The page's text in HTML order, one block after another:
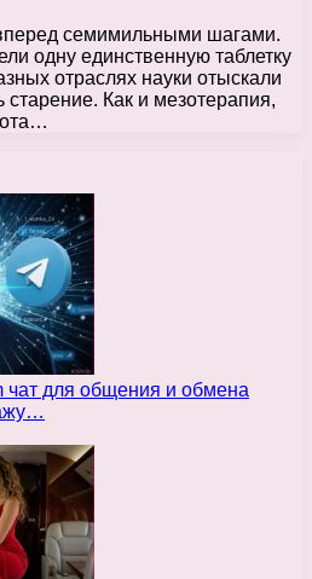
семимильными шагами.
одну единственную таблетку
отраслях науки отыскали
Как и мезотерапия,
чат для общения и обмена